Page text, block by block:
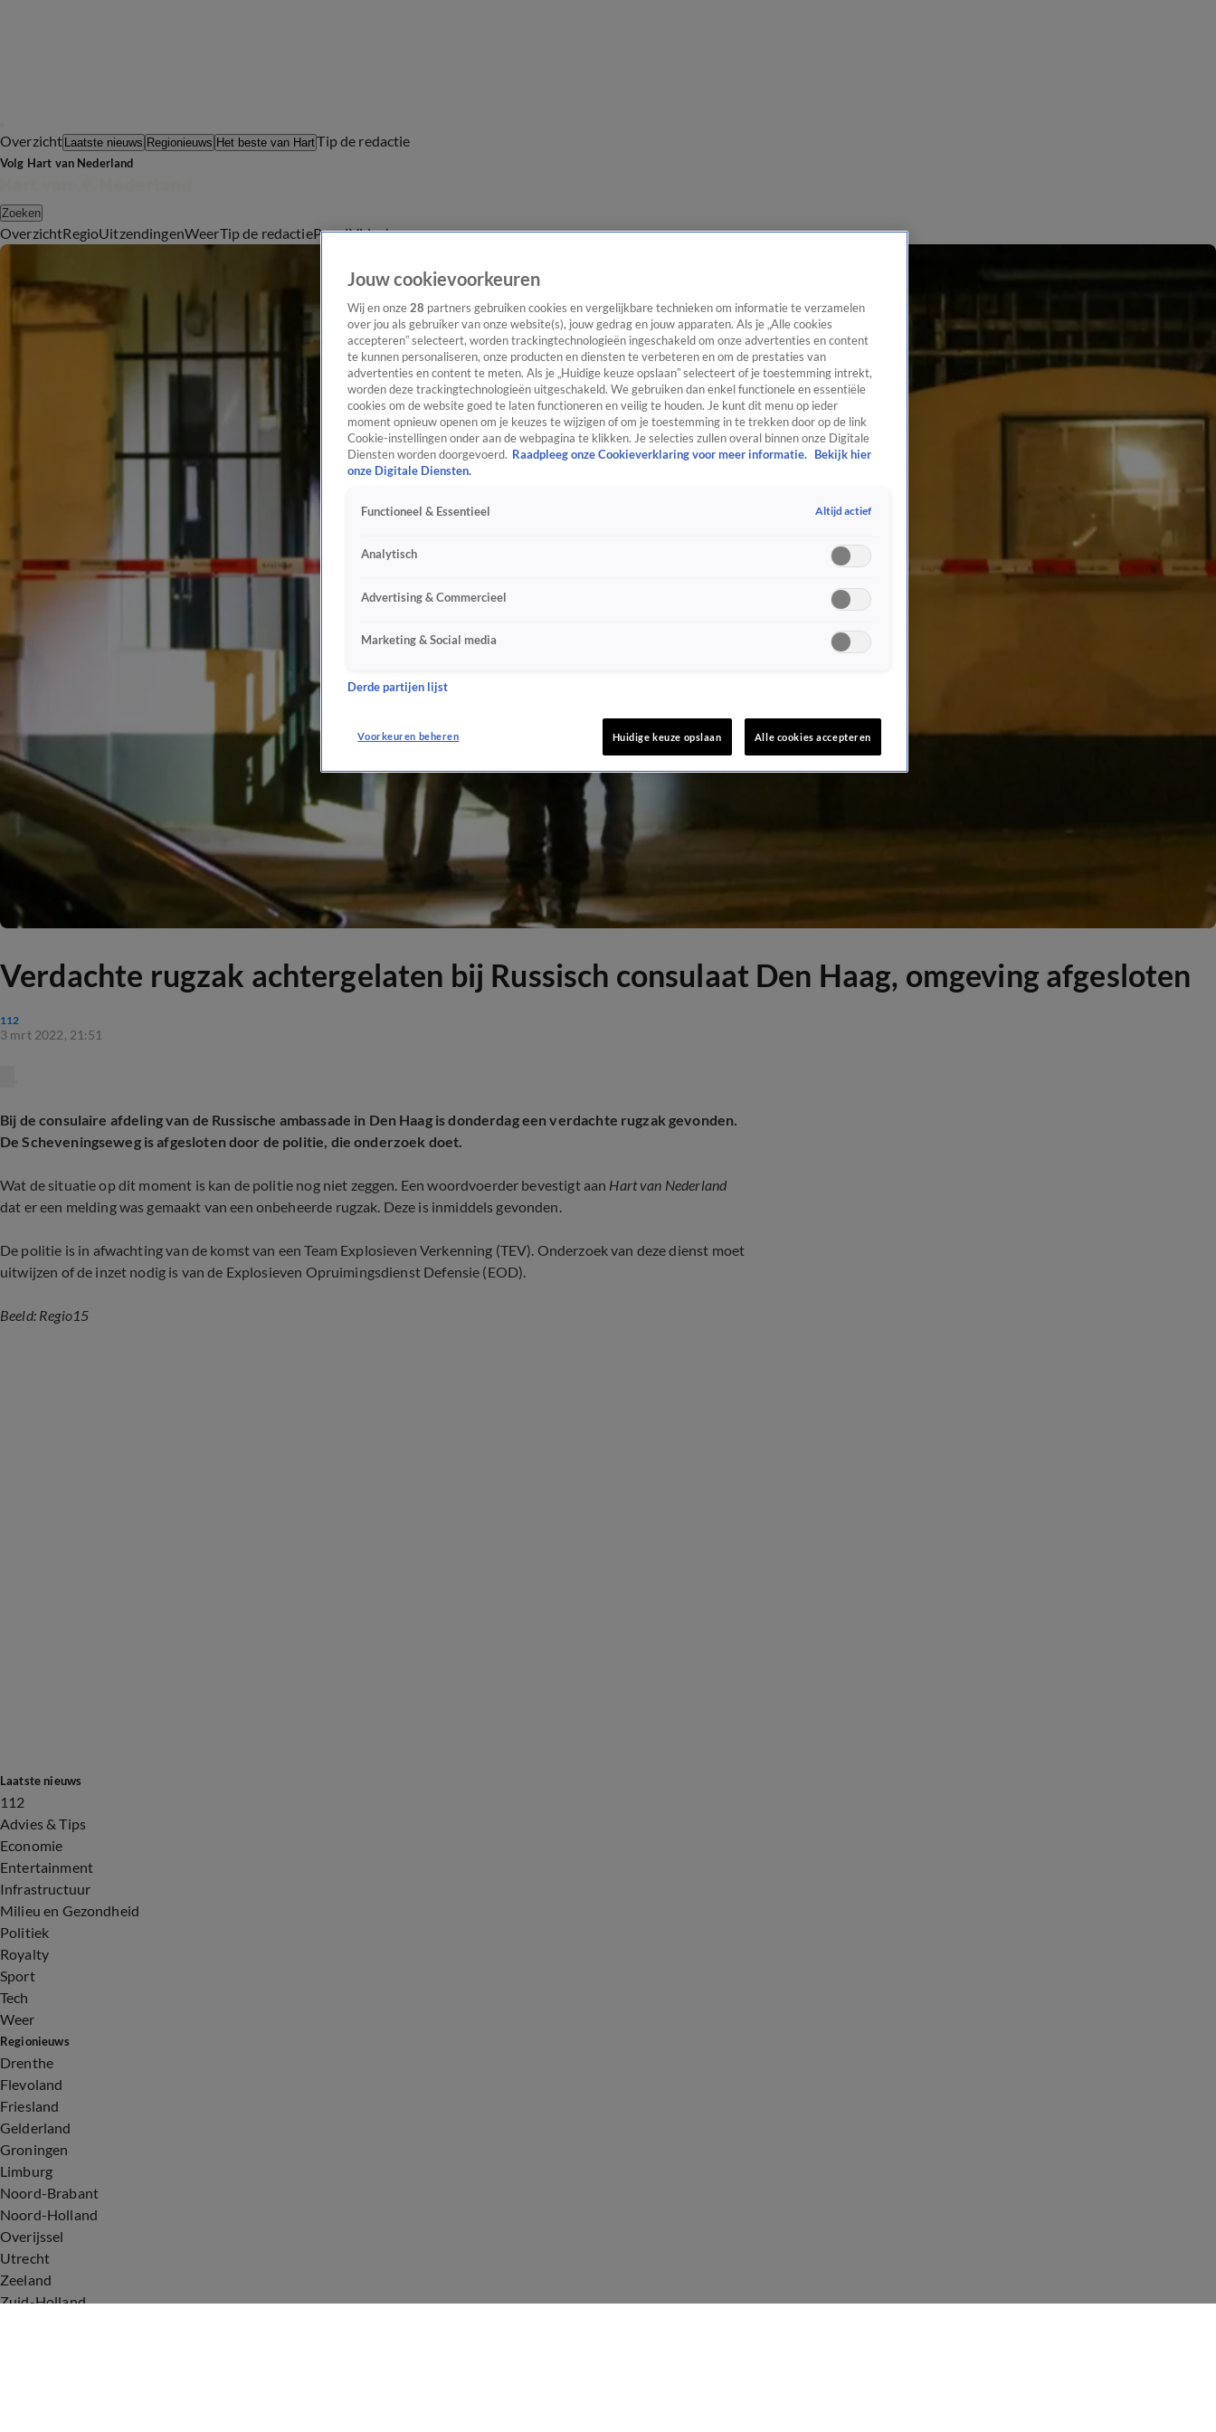
Overzicht Laatste nieuws Regionieuws Het beste van HartTip de redactie
Volg Hart van Nederland
Zoeken
OverzichtRegioUitzendingenWeerTip de redactiePanelVideo's
Verdachte rugzak achtergelaten bij Russisch consulaat Den Haag, omgeving afgesloten
112
3 mrt 2022, 21:51
Bij de consulaire afdeling van de Russische ambassade in Den Haag is donderdag een verdachte rugzak gevonden.
De Scheveningseweg is afgesloten door de politie, die onderzoek doet.
Wat de situatie op dit moment is kan de politie nog niet zeggen. Een woordvoerder bevestigt aan Hart van Nederland
dat er een melding was gemaakt van een onbeheerde rugzak. Deze is inmiddels gevonden.
De politie is in afwachting van de komst van een Team Explosieven Verkenning (TEV). Onderzoek van deze dienst moet
uitwijzen of de inzet nodig is van de Explosieven Opruimingsdienst Defensie (EOD).
Beeld: Regio15
Laatste nieuws
112
Advies & Tips
Economie
Entertainment
Infrastructuur
Milieu en Gezondheid
Politiek
Royalty
Sport
Tech
Weer
Regionieuws
Drenthe
Flevoland
Friesland
Gelderland
Groningen
Limburg
Noord-Brabant
Noord-Holland
Overijssel
Utrecht
Zeeland
Zuid-Holland
Jouw cookievoorkeuren
Wij en onze 28 partners gebruiken cookies en vergelijkbare technieken om informatie te verzamelen
over jou als gebruiker van onze website(s), jouw gedrag en jouw apparaten. Als je „Alle cookies
accepteren” selecteert, worden trackingtechnologieën ingeschakeld om onze advertenties en content
te kunnen personaliseren, onze producten en diensten te verbeteren en om de prestaties van
advertenties en content te meten. Als je „Huidige keuze opslaan” selecteert of je toestemming intrekt,
worden deze trackingtechnologieën uitgeschakeld. We gebruiken dan enkel functionele en essentiële
cookies om de website goed te laten functioneren en veilig te houden. Je kunt dit menu op ieder
moment opnieuw openen om je keuzes te wijzigen of om je toestemming in te trekken door op de link
Cookie-instellingen onder aan de webpagina te klikken. Je selecties zullen overal binnen onze Digitale
Diensten worden doorgevoerd. Raadpleeg onze Cookieverklaring voor meer informatie. Bekijk hier
onze Digitale Diensten.
Functioneel & Essentieel Altijd actief
Analytisch
Advertising & Commercieel
Marketing & Social media
Derde partijen lijst
Voorkeuren beheren Huidige keuze opslaan Alle cookies accepteren